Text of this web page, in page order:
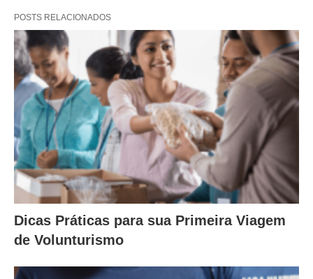
POSTS RELACIONADOS
Dicas Práticas para sua Primeira Viagem
de Volunturismo